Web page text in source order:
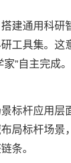
建通用科研
工具集。这
”自主完成。
标杆应用层
局标杆场景
条。